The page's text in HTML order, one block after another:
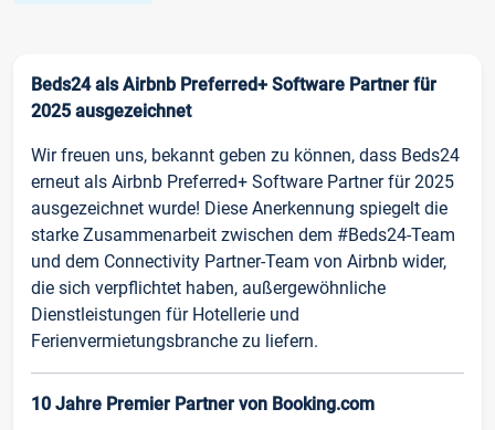
Beds24 als Airbnb Preferred+ Software Partner für
2025 ausgezeichnet
Wir freuen uns, bekannt geben zu können, dass Beds24
erneut als Airbnb Preferred+ Software Partner für 2025
ausgezeichnet wurde! Diese Anerkennung spiegelt die
starke Zusammenarbeit zwischen dem #Beds24-Team
und dem Connectivity Partner-Team von Airbnb wider,
die sich verpflichtet haben, außergewöhnliche
Dienstleistungen für Hotellerie und
Ferienvermietungsbranche zu liefern.
10 Jahre Premier Partner von Booking.com